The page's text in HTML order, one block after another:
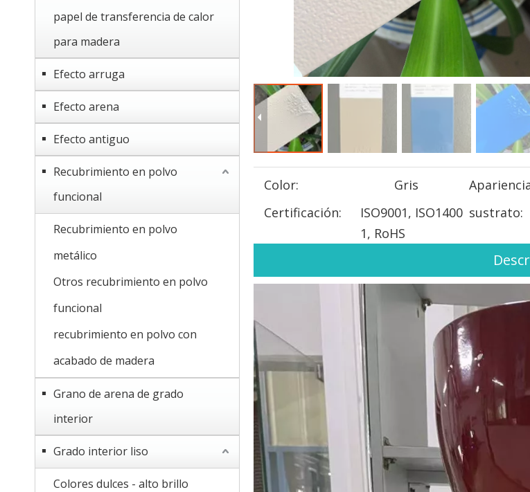
papel de transferencia de calor
para madera
Efecto arruga
Efecto arena
Efecto antiguo
Recubrimiento en polvo
funcional
Recubrimiento en polvo
metálico
Otros recubrimiento en polvo
funcional
recubrimiento en polvo con
acabado de madera
Grano de arena de grado
interior
Grado interior liso
Colores dulces - alto brillo
Color: Gris
Certificación:
ISO9001, ISO1400
1, RoHS
sustrato: